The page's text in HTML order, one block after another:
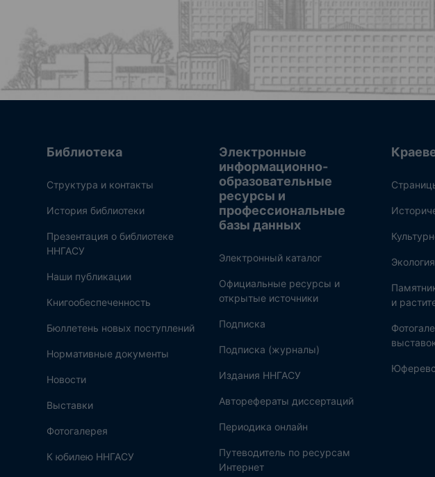
Библиотека
Структура и контакты
История библиотеки
Презентация о библиотеке
ННГАСУ
Наши публикации
Книгообеспеченность
Бюллетень новых поступлений
Нормативные документы
Новости
Выставки
Фотогалерея
К юбилею ННГАСУ
Электронные
информационно-
образовательные
ресурсы и
профессиональные
базы данных
Электронный каталог
Официальные ресурсы и
открытые источники
Подписка
Подписка (журналы)
Издания ННГАСУ
Авторефераты диссертаций
Периодика онлайн
Путеводитель по ресурсам
Интернет
и